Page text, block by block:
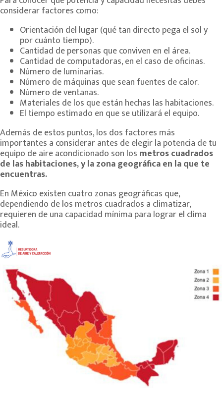
considerar factores como:
Orientación del lugar (qué tan directo pega el sol y
por cuánto tiempo).
Cantidad de personas que conviven en el área.
Cantidad de computadoras, en el caso de oficinas.
Número de luminarias.
Número de máquinas que sean fuentes de calor.
Número de ventanas.
Materiales de los que están hechas las habitaciones.
El tiempo estimado en que se utilizará el equipo.
Además de estos puntos, los dos factores más
importantes a considerar antes de elegir la potencia de tu
equipo de aire acondicionado son los metros cuadrados
de las habitaciones, y la zona geográfica en la que te
encuentras.
En México existen cuatro zonas geográficas que,
dependiendo de los metros cuadrados a climatizar,
requieren de una capacidad mínima para lograr el clima
ideal.